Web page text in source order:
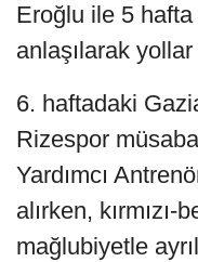
Eroğlu ile 5 hafta
anlaşılarak yollar
6. haftadaki
Rizespor
Yardımcı
alırken,
mağlubiyetle